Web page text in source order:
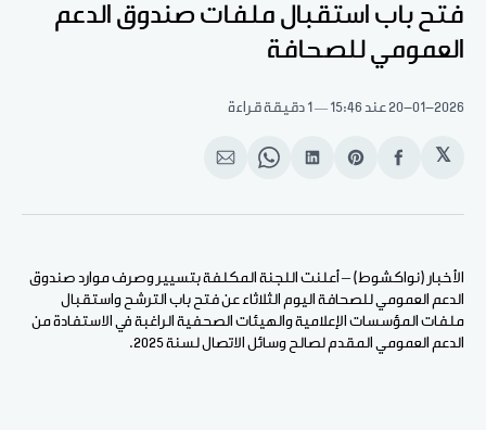
فتح باب استقبال ملفات صندوق الدعم
العمومي للصحافة
20-01-2026عند 15:46 1 دقيقة قراءة
𝕏
انشر
الفيسبوك
Share
Pinterest
انشر
لينكد
Share
WhatsApp
انشر
الإيميل
الأخبار (نواكشوط) – أعلنت اللجنة المكلفة بتسيير وصرف موارد صندوق
الدعم العمومي للصحافة اليوم الثلاثاء عن فتح باب الترشح واستقبال
ملفات المؤسسات الإعلامية والهيئات الصحفية الراغبة في الاستفادة من
الدعم العمومي المقدم لصالح وسائل الاتصال لسنة 2025.